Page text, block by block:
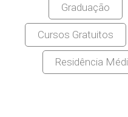
Graduação
Cursos Gratuitos
Residência